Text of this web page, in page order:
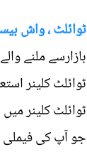
ٹوائلٹ ، واش
بازارسے ملنے
ٹوائلٹ کلینر
جو آپ کی